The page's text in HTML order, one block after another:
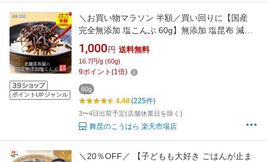
ポイントUPジャンル
＼お買い物マラソン 半額／買い回りに【国産
完全無添加 塩こんぶ 60g】無添加 塩昆布 減塩
塩昆布 塩分控えめ 無添加昆布 化学調味料不使
用 添加物不使用｜ご飯のお供 おにぎりの具 ふ
りかけ おやつ おかず｜子ども 高齢者｜舞昆の
1,000 円 送料無料
16.7円/g (60g)
9ポイント (1倍)
60g
4.48(225件)
3〜4日出荷予定(店舗休業日を除く)
舞昆のこうはら 楽天市場店
＼20％OFF／ 【子どもも大好き ごはんが止ま